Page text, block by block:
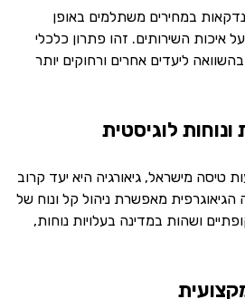
במחירים משתלמים באופן
איכות השירותים. זהו פתרון כלכלי
ליעדים אחרים ורחוקים יותר
של פחות מ-3 שעות טיסה מישראל, גיאורגיה היא יעד קרוב
הגיאוגרפית מאפשרת ניהול קל ונוח של
ושהות במדינה בעלויות נוחות,